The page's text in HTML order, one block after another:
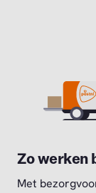
Zo werken
Met